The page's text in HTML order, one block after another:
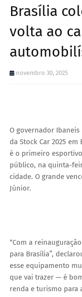
Brasília
volta ao
novembro 30, 2025
O governador
da Stock Car 2025
é o primeiro
público, na quinta-
cidade. O grande
Júnior.
“Com a
para Brasília”,
esse equipamento
que vai trazer — é
renda e turismo para